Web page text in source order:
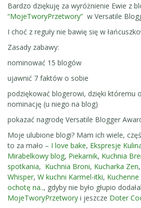
Bardzo dziękuję za wyróżnienie Ewie z
“MojeTworyPrzetwory” w Versatile
I choć z reguły nie bawię się w
Zasady zabawy:
nominować 15 blogów
ujawnić 7 faktów o sobie
podziękować blogerowi, dzięki któremu
nominację (u niego na blog)
pokazać nagrodę Versatile Blogger
Moje ulubione blogi? Mam ich wiele,
to za mało – I love bake, Ekspresje
Mirabelkowy blog, Piekarnik, Kuchnia
spotkania, Kuchnia Broni, Kucharka Zen,
Whisper, W kuchni Karmel-itki,
ochotę na.., gdyby nie było głupio
MojeTworyPrzetwory i jeszcze Doter